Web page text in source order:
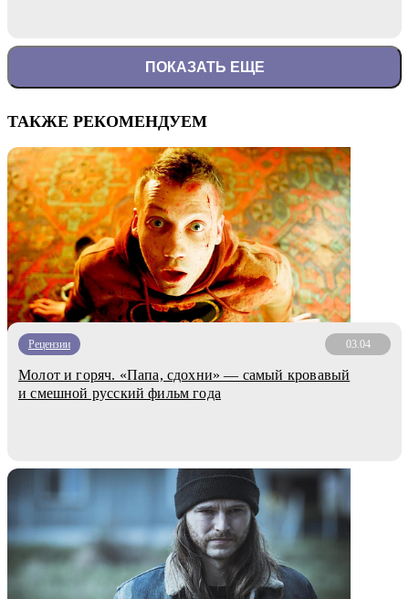
ПОКАЗАТЬ ЕЩЕ
ТАКЖЕ РЕКОМЕНДУЕМ
Рецензии 03.04
Молот и горяч. «Папа, сдохни» — самый кровавый
и смешной русский фильм года